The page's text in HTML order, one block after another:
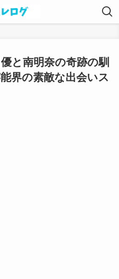
と南明奈の奇跡の馴
界の素敵な出会いス